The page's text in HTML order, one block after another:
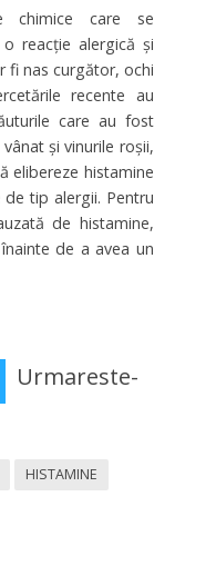
chimice care se
reacţie alergică şi
fi nas curgător, ochi
recente au
care au fost
şi vinurile roşii,
elibereze histamine
tip alergii. Pentru
de histamine,
de a avea un
Urmareste-
HISTAMINE